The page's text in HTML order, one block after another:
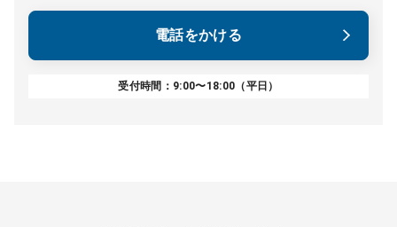
電話をかける
受付時間：9:00〜18:00（平日）